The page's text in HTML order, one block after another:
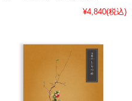
¥4,840(税込)